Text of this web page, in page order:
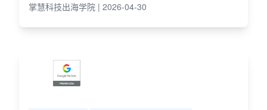
掌慧科技出海学院 | 2026-04-30